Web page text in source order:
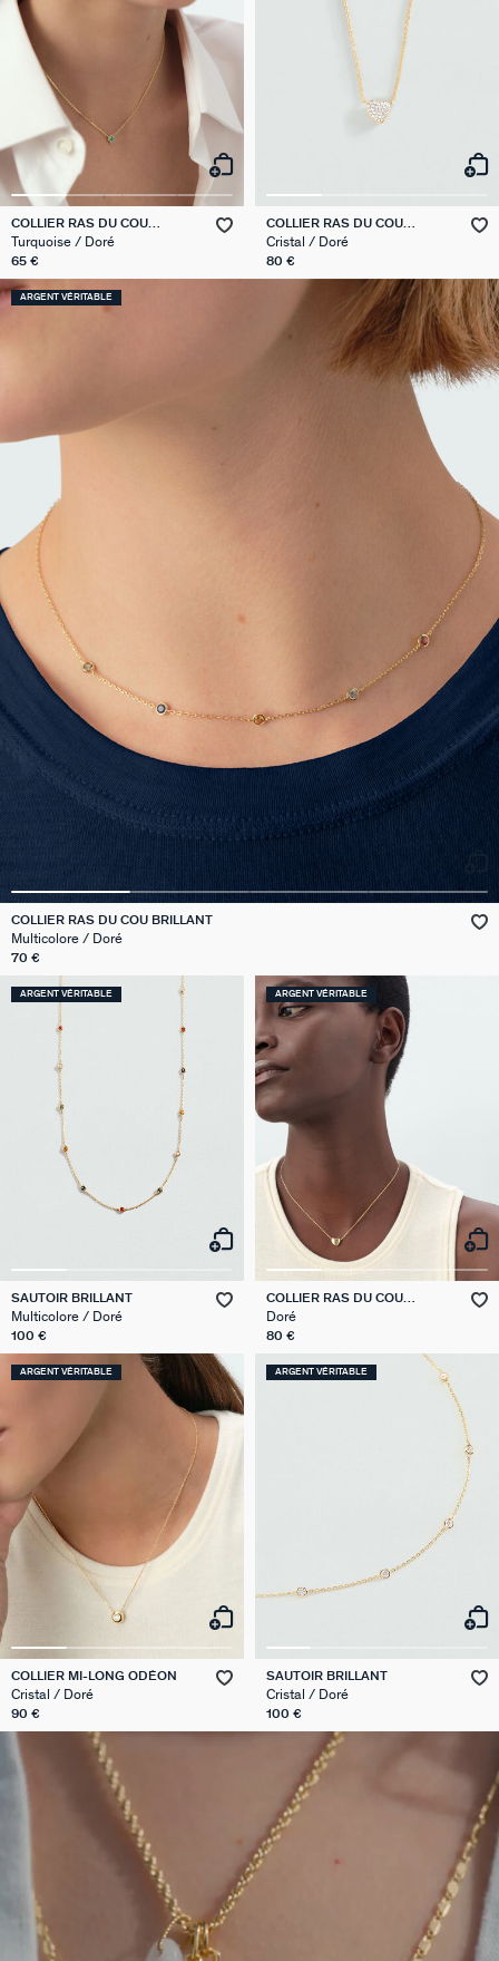
COLLIER RAS DU COU
BELOVED
Turquoise / Doré
65 €
COLLIER RAS DU COU
MONTMARTRE
Cristal / Doré
80 €
ARGENT VÉRITABLE
COLLIER RAS DU COU BRILLANT
Multicolore / Doré
70 €
ARGENT VÉRITABLE
SAUTOIR BRILLANT
Multicolore / Doré
100 €
ARGENT VÉRITABLE
COLLIER RAS DU COU
MONTMARTRE
Doré
80 €
ARGENT VÉRITABLE
COLLIER MI-LONG ODÉON
Cristal / Doré
90 €
ARGENT VÉRITABLE
SAUTOIR BRILLANT
Cristal / Doré
100 €